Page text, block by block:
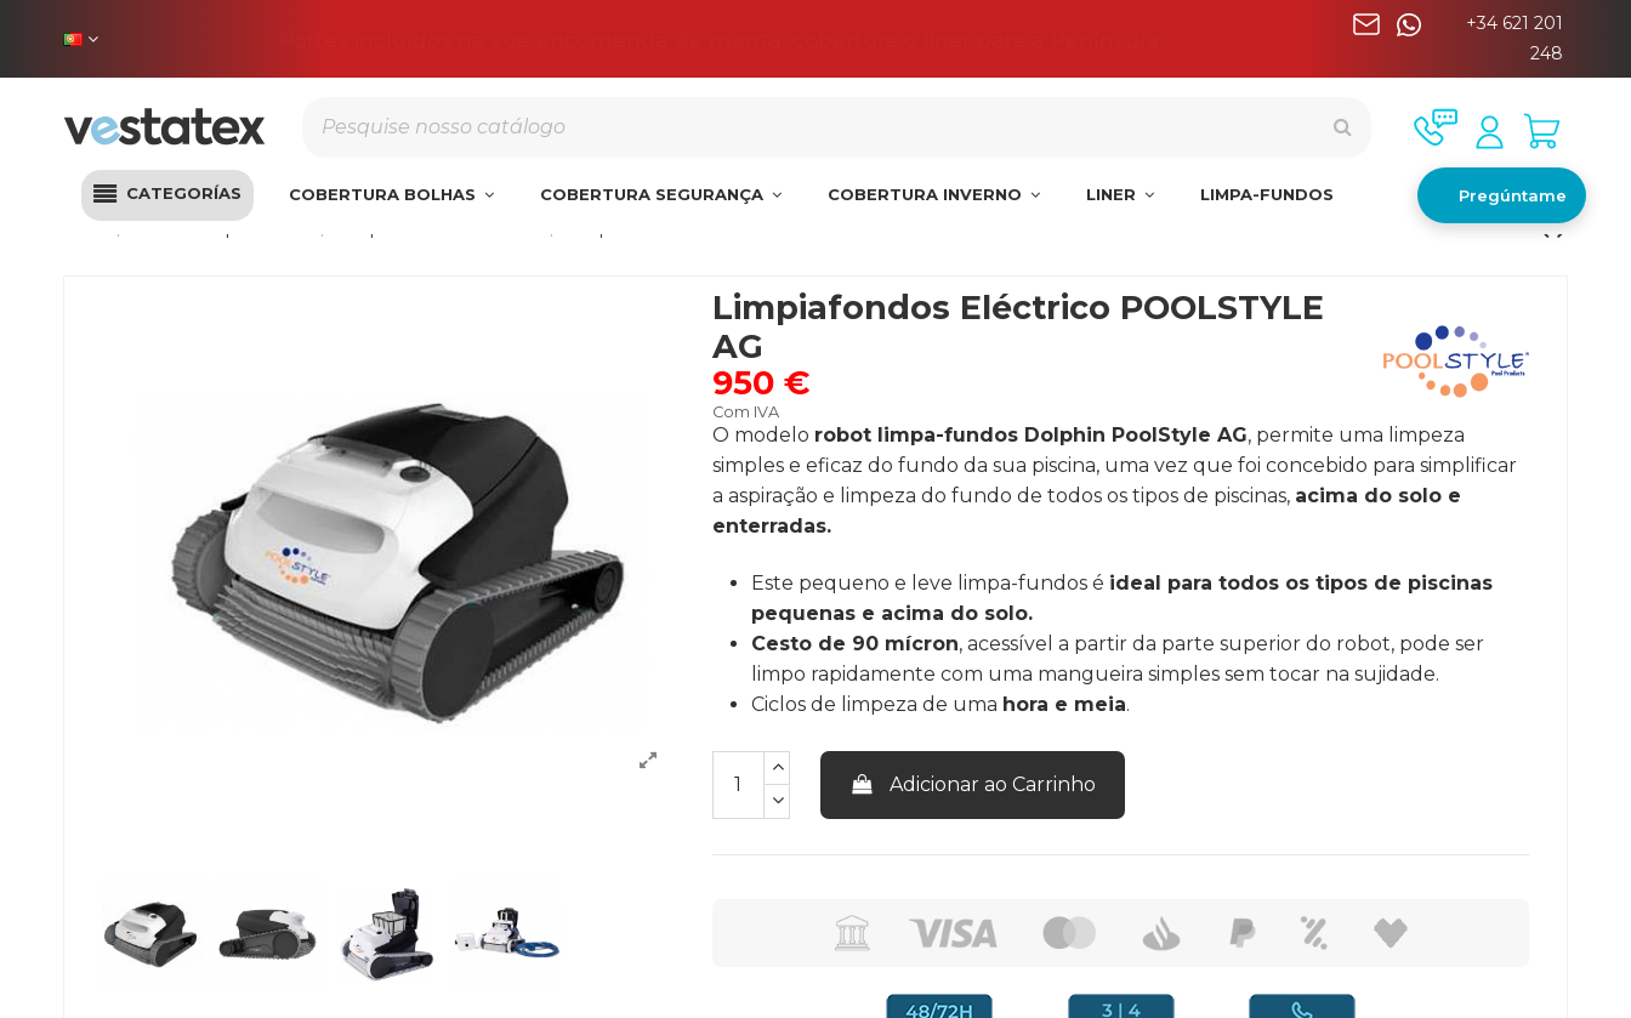
+34 621 201
248
CATEGORÍAS COBERTURA BOLHAS COBERTURA SEGURANÇA COBERTURA INVERNO LINER LIMPA-FUNDOS Pregúntame
Início Robôs Limpa-fundos
Limpiafondos Eléctrico POOLSTYLE
AG
950 €
Com IVA
O modelo robot limpa-fundos Dolphin PoolStyle AG, permite uma limpeza
simples e eficaz do fundo da sua piscina, uma vez que foi concebido para simplificar
a aspiração e limpeza do fundo de todos os tipos de piscinas, acima do solo e
enterradas.
Este pequeno e leve limpa-fundos é ideal para todos os tipos de piscinas
pequenas e acima do solo.
Cesto de 90 mícron, acessível a partir da parte superior do robot, pode ser
limpo rapidamente com uma mangueira simples sem tocar na sujidade.
Ciclos de limpeza de uma hora e meia.
Adicionar ao Carrinho